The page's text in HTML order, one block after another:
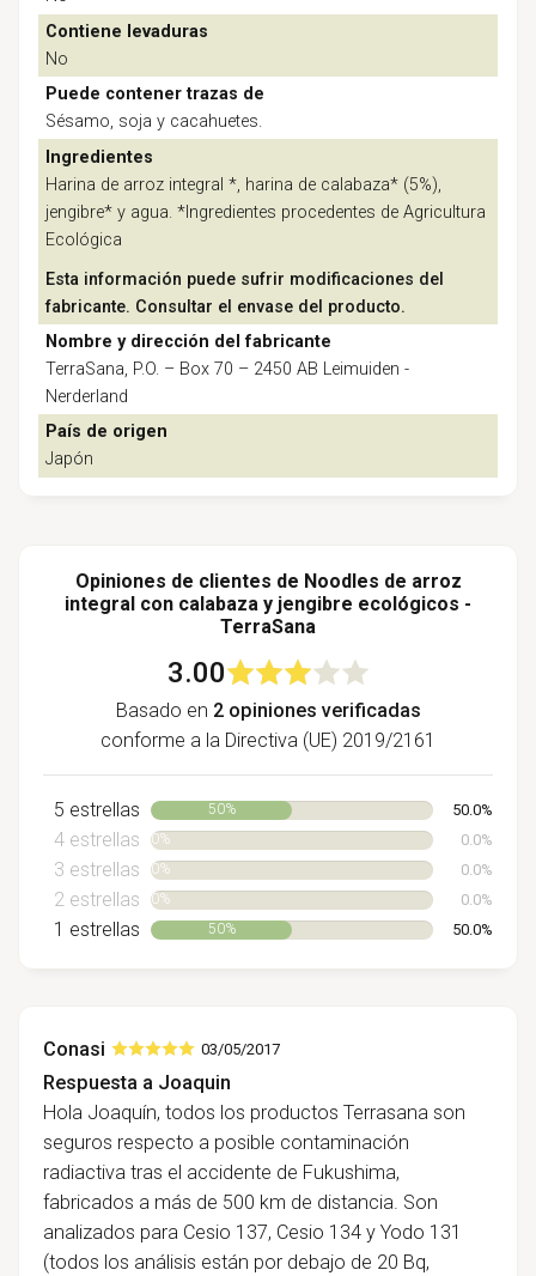
Contiene levaduras
No
Puede contener trazas de
Sésamo, soja y cacahuetes.
Ingredientes
Harina de arroz integral *, harina de calabaza* (5%),
jengibre* y agua. *Ingredientes procedentes de Agricultura
Ecológica
Esta información puede sufrir modificaciones del
fabricante. Consultar el envase del producto.
Nombre y dirección del fabricante
TerraSana, P.O. – Box 70 – 2450 AB Leimuiden -
Nerderland
País de origen
Japón
Opiniones de clientes de Noodles de arroz
integral con calabaza y jengibre ecológicos -
TerraSana
3.00
Basado en 2 opiniones verificadas
conforme a la Directiva (UE) 2019/2161
5 estrellas 50% 50.0%
4 estrellas 0% 0.0%
3 estrellas 0% 0.0%
2 estrellas 0% 0.0%
1 estrellas 50% 50.0%
Conasi 03/05/2017
Respuesta a Joaquin
Hola Joaquín, todos los productos Terrasana son
seguros respecto a posible contaminación
radiactiva tras el accidente de Fukushima,
fabricados a más de 500 km de distancia. Son
analizados para Cesio 137, Cesio 134 y Yodo 131
(todos los análisis están por debajo de 20 Bq,